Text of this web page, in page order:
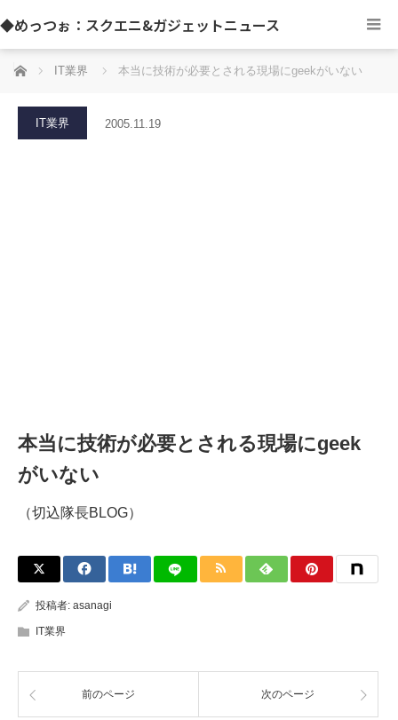
◆めっつぉ：スクエニ&ガジェットニュース
ホーム IT業界 本当に技術が必要とされる現場にgeekがいない
IT業界 2005.11.19
本当に技術が必要とされる現場にgeek
がいない
（切込隊長BLOG）
投稿者: asanagi
IT業界
前のページ 次のページ